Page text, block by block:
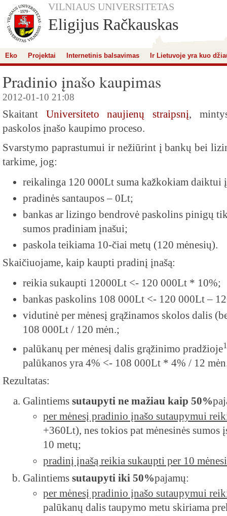
VILNIAUS UNIVERSITETAS
Eligijus Račkauskas
Eko Projektai Internetinis balsavimas Ir Lietuvoje yra kuo
Pradinio įnašo kaupimas
2012-01-10 21:08
Skaitant Universiteto naujienų straipsnį,
paskolos įnašo kaupimo proceso.
Svarstymo paprastumui ir nežiūrint į bankų bei
tarkime, jog:
reikalinga 120 000Lt suma kažkokiam daiktui
pradinės santaupos – 0Lt;
bankas ar lizingo bendrovė paskolins pinigų
sumos pradiniam įnašui;
paskola teikiama 10-čiai metų (120 mėnesių).
Skaičiuojame, kaip kaupti pradinį įnašą:
reikia sukaupti 12000Lt <- 120 000Lt * 10%;
bankas paskolins 108 000Lt <- 120 000Lt –
vidutinė per mėnesį grąžinamos skolos dalis
108 000Lt / 120 mėn.;
palūkanų per mėnesį dalis grąžinimo pradžioje1
palūkanos yra 4% <- 108 000Lt * 4% / 12
Rezultatas:
Galintiems sutaupyti ne mažiau kaip 50%
per mėnesį pradinio įnašo sutaupymui
+360Lt), nes tokios pat mėnesinės
10 metų;
pradinį įnašą reikia sukaupti per 10
Galintiems sutaupyti iki 50%pajamų:
per mėnesį pradinio įnašo sutaupymui
palūkanų dalis taupymo metu skiriama